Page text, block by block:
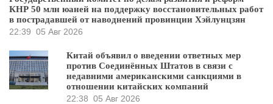
КНР 50 млн юаней на поддержку восстановительных работ
в пострадавшей от наводнений провинции Хэйлунцзян
22:39 05 Авг 2026
Китай объявил о введении ответных мер
против Соединённых Штатов в связи с
недавними американскими санкциями в
отношении китайских компаний
22:38 05 Авг 2026